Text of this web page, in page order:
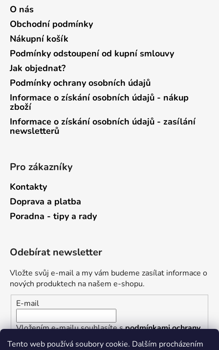
Tento web používá soubory cookie. Dalším procházením
O nás
Obchodní podmínky
Nákupní košík
Podmínky odstoupení od kupní smlouvy
Jak objednat?
Podmínky ochrany osobních údajů
Informace o získání osobních údajů - nákup
zboží
Informace o získání osobních údajů - zasílání
newsletterů
Pro zákazníky
Kontakty
Doprava a platba
Poradna - tipy a rady
Odebírat newsletter
Vložte svůj e-mail a my vám budeme zasílat informace o
nových produktech na našem e-shopu.
E-mail
Vložením e-mailu souhlasíte spodmínkami ochrany
osobních údajů